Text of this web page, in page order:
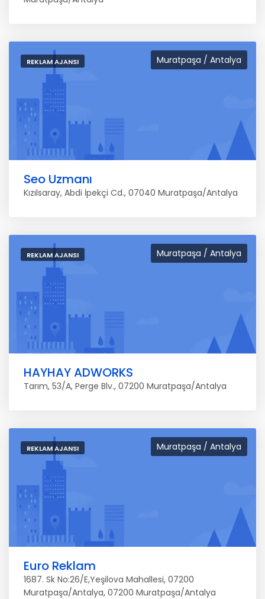
Muratpaşa / Antalya
REKLAM AJANSI
Seo Uzmanı
Kızılsaray, Abdi İpekçi Cd., 07040 Muratpaşa/Antalya
Muratpaşa / Antalya
REKLAM AJANSI
HAYHAY ADWORKS
Tarım, 53/A, Perge Blv., 07200 Muratpaşa/Antalya
Muratpaşa / Antalya
REKLAM AJANSI
Euro Reklam
1687. Sk No:26/E,Yeşilova Mahallesi, 07200
Muratpaşa/Antalya, 07200 Muratpaşa/Antalya